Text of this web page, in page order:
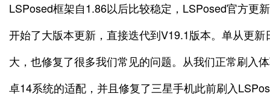
LSPosed框架自1.86以后比较稳定，LSPosed官方更
开始了大版本更新，直接迭代到V19.1版本。单从更
大，也修复了很多我们常见的问题。从我们正常刷入
卓14系统的适配，并且修复了三星手机此前刷入